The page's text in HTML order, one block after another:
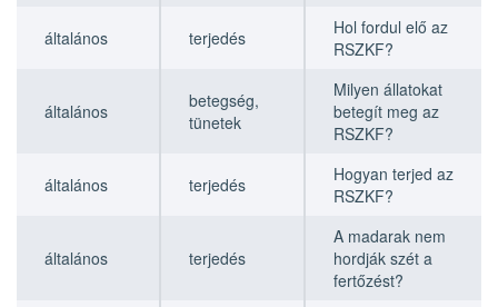
általános terjedés
Hol fordul elő az
RSZKF?
általános
betegség,
tünetek
Milyen állatokat
betegít meg az
RSZKF?
általános terjedés
Hogyan terjed az
RSZKF?
általános terjedés
A madarak nem
hordják szét a
fertőzést?